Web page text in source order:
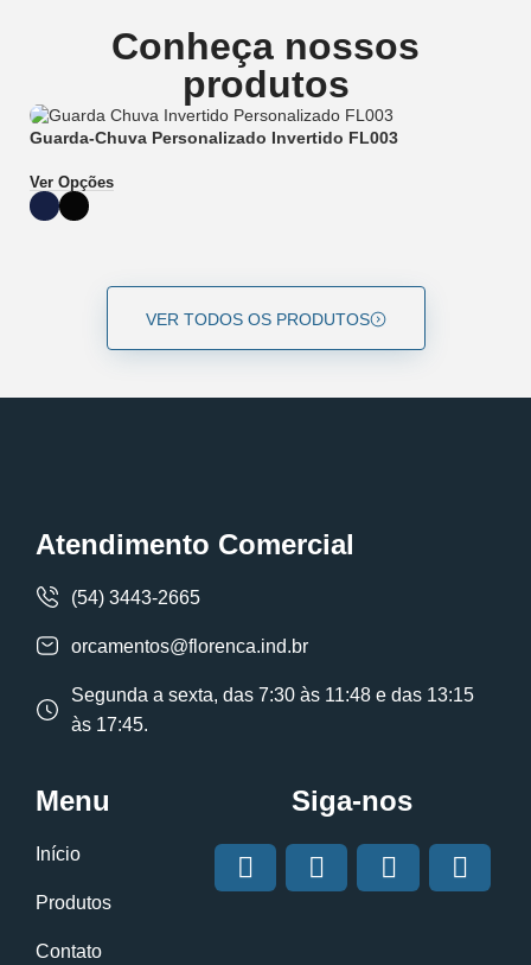
Conheça nossos
produtos
Guarda-Chuva Personalizado Invertido FL003
Ver Opções
VER TODOS OS PRODUTOS
Atendimento Comercial
(54) 3443-2665
orcamentos@florenca.ind.br
Segunda a sexta, das 7:30 às 11:48 e das 13:15
às 17:45.
Menu
Início
Produtos
Contato
Siga-nos